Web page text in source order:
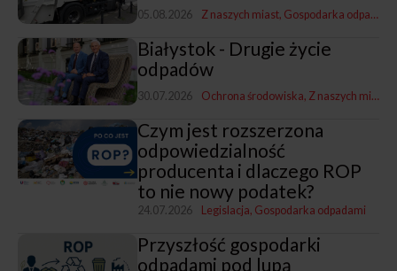
05.08.2026 Z naszych miast Gospodarka odpadami
Białystok - Drugie życie
odpadów
30.07.2026 Ochrona środowiska Z naszych miast
Czym jest rozszerzona
odpowiedzialność
producenta i dlaczego ROP
to nie nowy podatek?
24.07.2026 Legislacja Gospodarka odpadami
Przyszłość gospodarki
odpadami pod lupą